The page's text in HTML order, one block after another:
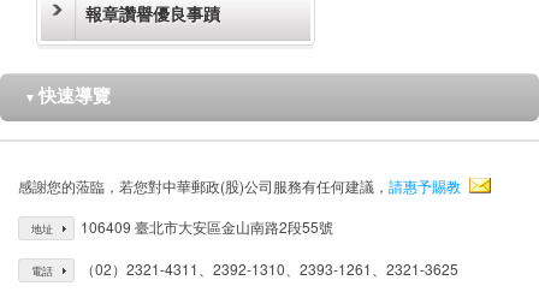
報章讚譽優良事蹟
▼ 快速導覽
感謝您的蒞臨，若您對中華郵政(股)公司服務有任何建議， 請惠予賜教
地址 106409 臺北市大安區金山南路2段55號
電話 （02）2321-4311、2392-1310、2393-1261、2321-3625